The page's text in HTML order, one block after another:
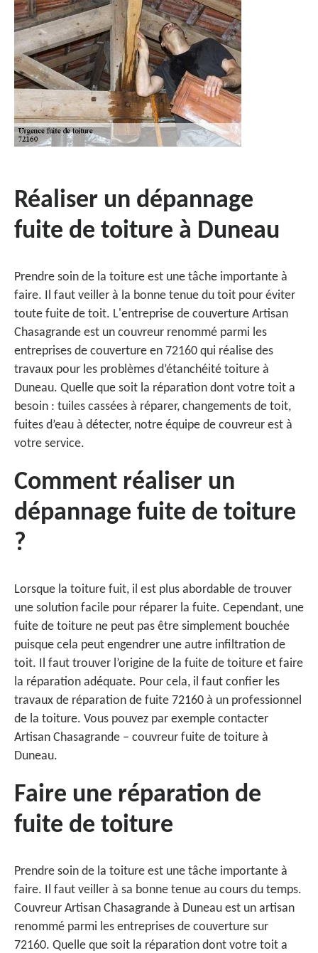
Réaliser un dépannage
fuite de toiture à Duneau
Prendre soin de la toiture est une tâche importante à
faire. Il faut veiller à la bonne tenue du toit pour éviter
toute fuite de toit. L'entreprise de couverture Artisan
Chasagrande est un couvreur renommé parmi les
entreprises de couverture en 72160 qui réalise des
travaux pour les problèmes d’étanchéité toiture à
Duneau. Quelle que soit la réparation dont votre toit a
besoin : tuiles cassées à réparer, changements de toit,
fuites d’eau à détecter, notre équipe de couvreur est à
votre service.
Comment réaliser un
dépannage fuite de toiture
?
Lorsque la toiture fuit, il est plus abordable de trouver
une solution facile pour réparer la fuite. Cependant, une
fuite de toiture ne peut pas être simplement bouchée
puisque cela peut engendrer une autre infiltration de
toit. Il faut trouver l’origine de la fuite de toiture et faire
la réparation adéquate. Pour cela, il faut confier les
travaux de réparation de fuite 72160 à un professionnel
de la toiture. Vous pouvez par exemple contacter
Artisan Chasagrande – couvreur fuite de toiture à
Duneau.
Faire une réparation de
fuite de toiture
Prendre soin de la toiture est une tâche importante à
faire. Il faut veiller à sa bonne tenue au cours du temps.
Couvreur Artisan Chasagrande à Duneau est un artisan
renommé parmi les entreprises de couverture sur
72160. Quelle que soit la réparation dont votre toit a